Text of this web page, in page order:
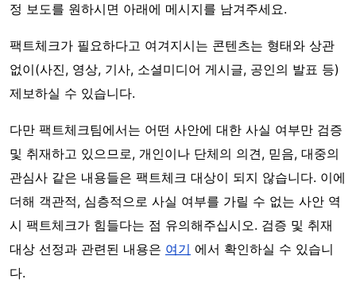
정 보도를 원하시면 아래에 메시지를 남겨주세요.
팩트체크가 필요하다고 여겨지시는 콘텐츠는 형태와 상관
없이(사진, 영상, 기사, 소셜미디어 게시글, 공인의 발표 등)
제보하실 수 있습니다.
다만 팩트체크팀에서는 어떤 사안에 대한 사실 여부만 검증
및 취재하고 있으므로, 개인이나 단체의 의견, 믿음, 대중의
관심사 같은 내용들은 팩트체크 대상이 되지 않습니다. 이에
더해 객관적, 심층적으로 사실 여부를 가릴 수 없는 사안 역
시 팩트체크가 힘들다는 점 유의해주십시오. 검증 및 취재
대상 선정과 관련된 내용은 여기 에서 확인하실 수 있습니
다.